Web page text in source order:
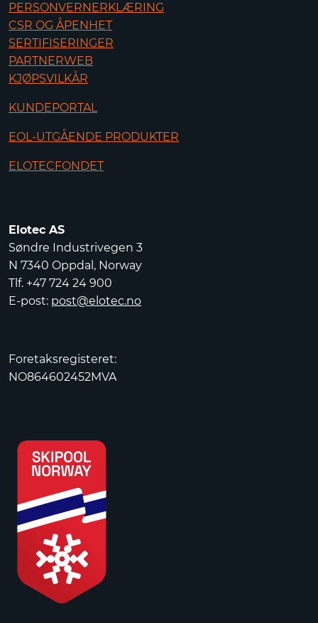
PERSONVERNERKLÆRING
CSR OG ÅPENHET
SERTIFISERINGER
PARTNERWEB
KJØPSVILKÅR
KUNDEPORTAL
EOL-UTGÅENDE PRODUKTER
ELOTECFONDET
Elotec AS
Søndre Industrivegen 3
N 7340 Oppdal, Norway
Tlf. +47 724 24 900
E-post: post@elotec.no
Foretaksregisteret:
NO864602452MVA